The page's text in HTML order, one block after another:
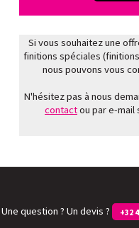
Si vous souhaitez une
finitions spéciales
nous pouvons vous
N'hésitez pas à nous
contactou par e-mail
Une question ? Un devis ? +32